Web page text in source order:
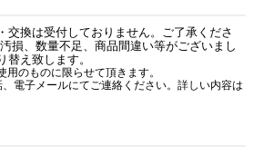
交換は受付しておりません。ご了承くださ
損、数量不足、商品間違い等がございまし
替え致します。
のものに限らせて頂きます。
電子メールにてご連絡ください。詳しい内容は